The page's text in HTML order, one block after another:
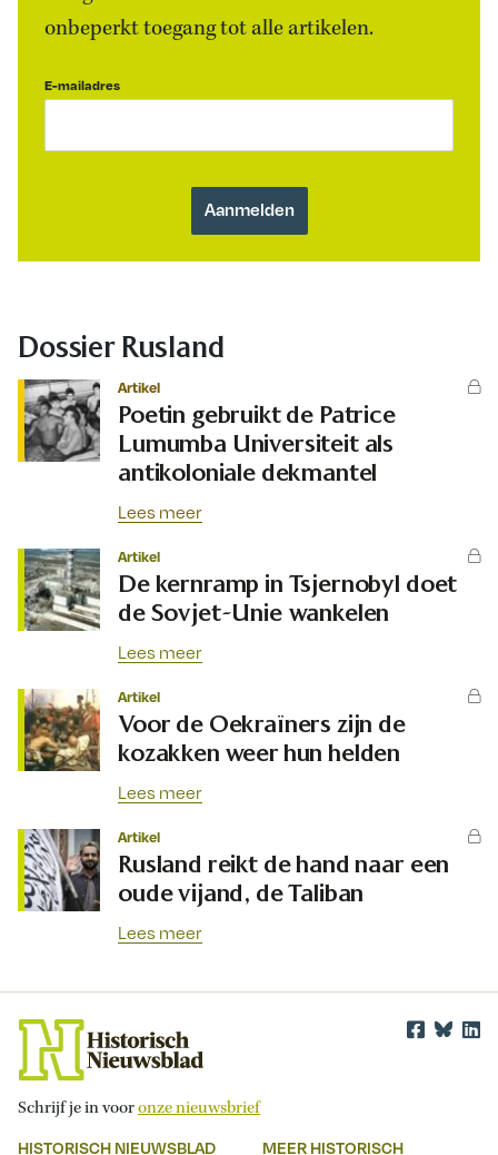
onbeperkt toegang tot alle artikelen.
E-mailadres
Dossier Rusland
Artikel
Poetin gebruikt de Patrice
Lumumba Universiteit als
antikoloniale dekmantel
Lees meer
Artikel
De kernramp in Tsjernobyl doet
de Sovjet-Unie wankelen
Lees meer
Artikel
Voor de Oekraïners zijn de
kozakken weer hun helden
Lees meer
Artikel
Rusland reikt de hand naar een
oude vijand, de Taliban
Lees meer
Schrijf je in vooronze nieuwsbrief
HISTORISCH NIEUWSBLAD MEER HISTORISCH